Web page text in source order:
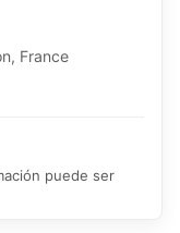
France
puede ser